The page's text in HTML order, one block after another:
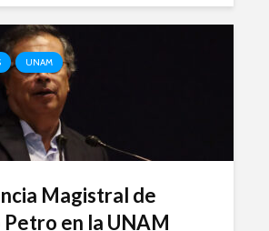
UNAM
Magistral de
en la UNAM